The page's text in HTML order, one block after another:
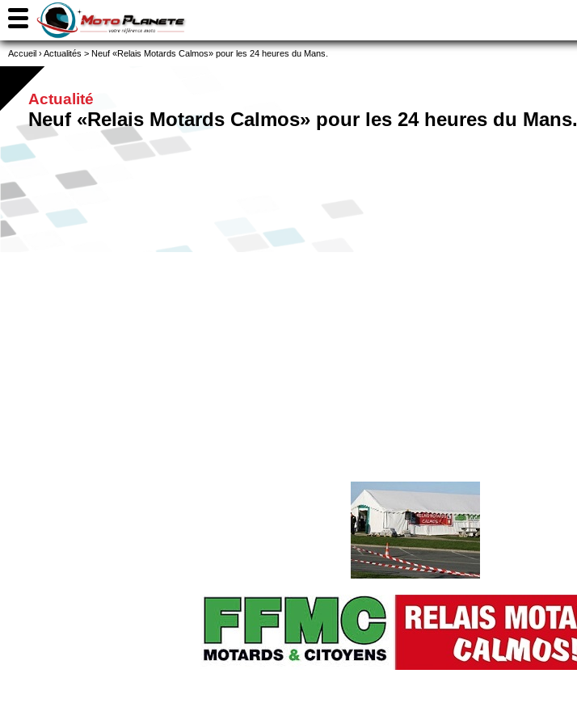
Accueil ›Actualités > Neuf «Relais Motards Calmos» pour les 24 heures du Mans.
Actualité
Neuf «Relais Motards Calmos» pour les 24 heures du Mans.